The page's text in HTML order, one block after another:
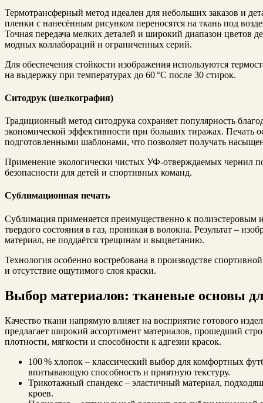
Термотрансферный метод идеален для небольших заказов и
пленки с нанесённым рисунком переносятся на ткань под
Точная передача мелких деталей и широкий диапазон цветов
модных коллабораций и ограниченных серий.
Для обеспечения стойкости изображения используются
на выдержку при температурах до 60 °C после 30 стирок.
Ситодрук (шелкография)
Традиционный метод ситодрука сохраняет популярность
экономической эффективности при больших тиражах. Печать
подготовленными шаблонами, что позволяет получать
Применение экологически чистых УФ‑отверждаемых чернил
безопасности для детей и спортивных команд.
Сублимационная печать
Сублимация применяется преимущественно к полиэстеровым
твердого состояния в газ, проникая в волокна. Результат –
материал, не поддаётся трещинам и выцветанию.
Технология особенно востребована в производстве
и отсутствие ощутимого слоя краски.
Выбор материалов: тканевые основы
Качество ткани напрямую влияет на восприятие готового
предлагает широкий ассортимент материалов, прошедший
плотности, мягкости и способности к адгезии красок.
100 % хлопок – классический выбор для комфортных
впитывающую способность и приятную текстуру.
Трикотажный спандекс – эластичный материал,
кроев.